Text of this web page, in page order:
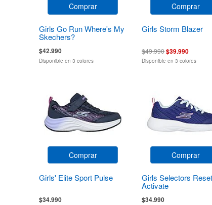
Comprar
Girls Go Run Where's My
Skechers?
$42.990
Disponible en 3 colores
Comprar
Girls Storm Blazer
$49.990$39.990
Disponible en 3 colores
Comprar
Girls' Elite Sport Pulse
$34.990
Comprar
Girls Selectors Reset
Activate
$34.990